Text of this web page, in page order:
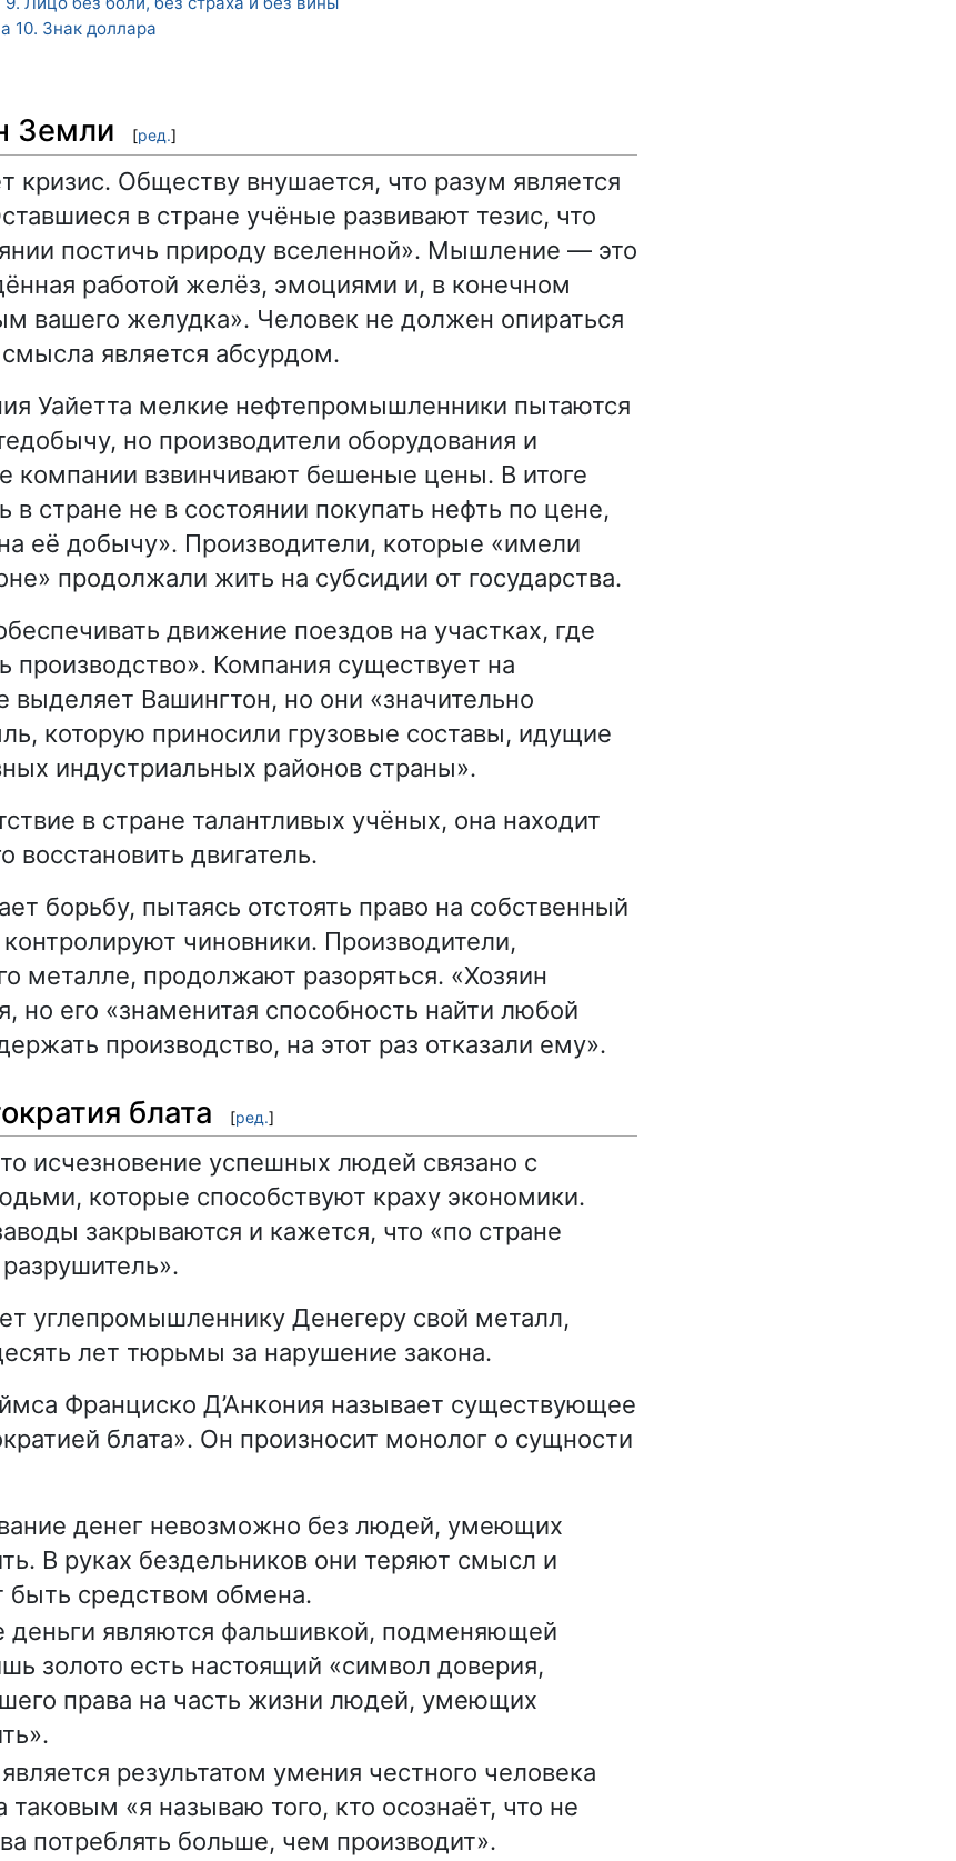
10. Знак доллара
Земли [ред.]
кризис. Обществу внушается, что разум является
в стране учёные развивают тезис, что
постичь природу вселенной». Мышление — это
работой желёз, эмоциями и, в конечном
вашего желудка». Человек не должен опираться
является абсурдом.
Уайетта мелкие нефтепромышленники пытаются
но производители оборудования и
компании взвинчивают бешеные цены. В итоге
в стране не в состоянии покупать нефть по цене,
её добычу». Производители, которые «имели
продолжали жить на субсидии от государства.
движение поездов на участках, где
производство». Компания существует на
выделяет Вашингтон, но они «значительно
которую приносили грузовые составы, идущие
индустриальных районов страны».
в стране талантливых учёных, она находит
восстановить двигатель.
борьбу, пытаясь отстоять право на собственный
чиновники. Производители,
металле, продолжают разоряться. «Хозяин
но его «знаменитая способность найти любой
производство, на этот раз отказали ему».
блата [ред.]
исчезновение успешных людей связано с
которые способствуют краху экономики.
закрываются и кажется, что «по стране
углепромышленнику Денегеру свой металл,
лет тюрьмы за нарушение закона.
Франциско Д’Анкония называет существующее
блата». Он произносит монолог о сущности
денег невозможно без людей, умеющих
В руках бездельников они теряют смысл и
быть средством обмена.
являются фальшивкой, подменяющей
золото есть настоящий «символ доверия,
права на часть жизни людей, умеющих
результатом умения честного человека
таковым «я называю того, кто осознаёт, что не
потреблять больше, чем производит».